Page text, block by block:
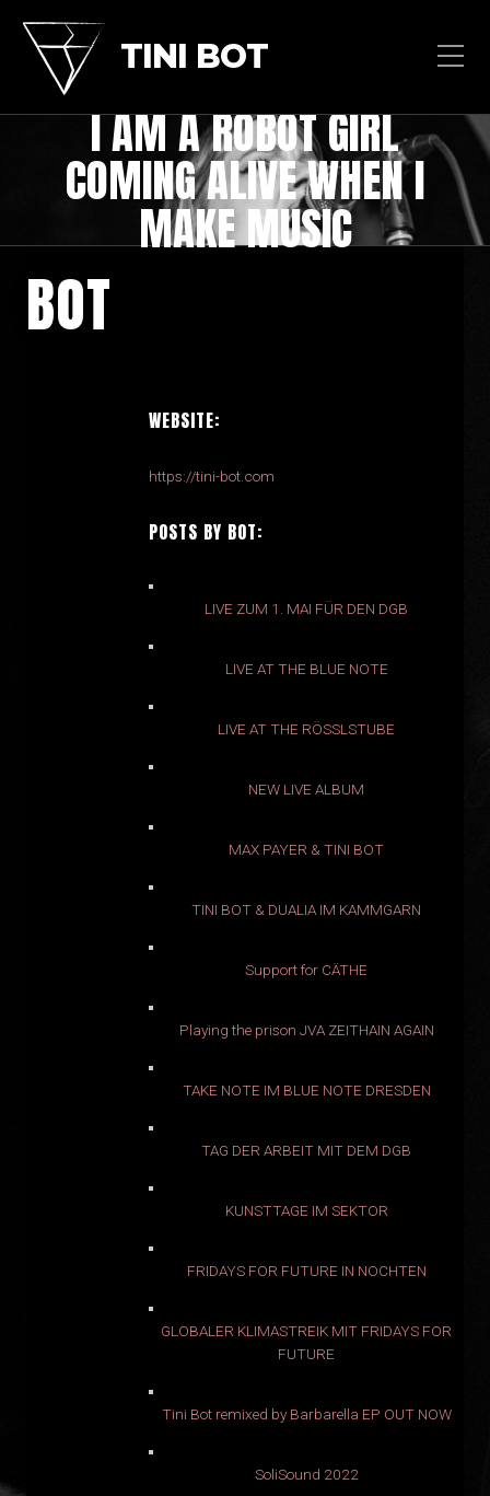
TINI BOT
I AM A ROBOT GIRL
COMING ALIVE WHEN I
MAKE MUSIC
BOT
WEBSITE:
https://tini-bot.com
POSTS BY BOT:
LIVE ZUM 1. MAI FÜR DEN DGB
LIVE AT THE BLUE NOTE
LIVE AT THE RÖSSLSTUBE
NEW LIVE ALBUM
MAX PAYER & TINI BOT
TINI BOT & DUALIA IM KAMMGARN
Support for CÄTHE
Playing the prison JVA ZEITHAIN AGAIN
TAKE NOTE IM BLUE NOTE DRESDEN
TAG DER ARBEIT MIT DEM DGB
KUNSTTAGE IM SEKTOR
FRIDAYS FOR FUTURE IN NOCHTEN
GLOBALER KLIMASTREIK MIT FRIDAYS FOR
FUTURE
Tini Bot remixed by Barbarella EP OUT NOW
SoliSound 2022